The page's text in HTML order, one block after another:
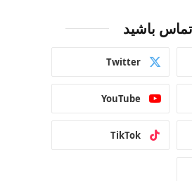
تماس باشید
Twitter
YouTube
TikTok